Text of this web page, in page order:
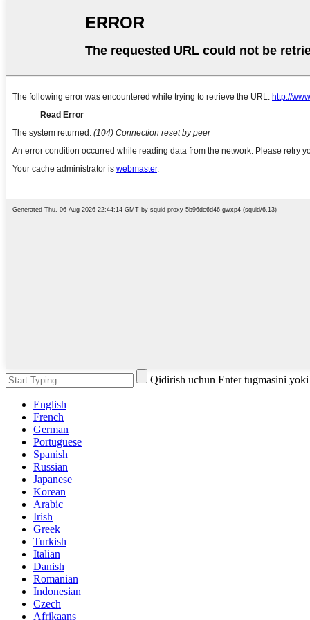
Qidirish uchun Enter tugmasini
English
French
German
Portuguese
Spanish
Russian
Japanese
Korean
Arabic
Irish
Greek
Turkish
Italian
Danish
Romanian
Indonesian
Czech
Afrikaans